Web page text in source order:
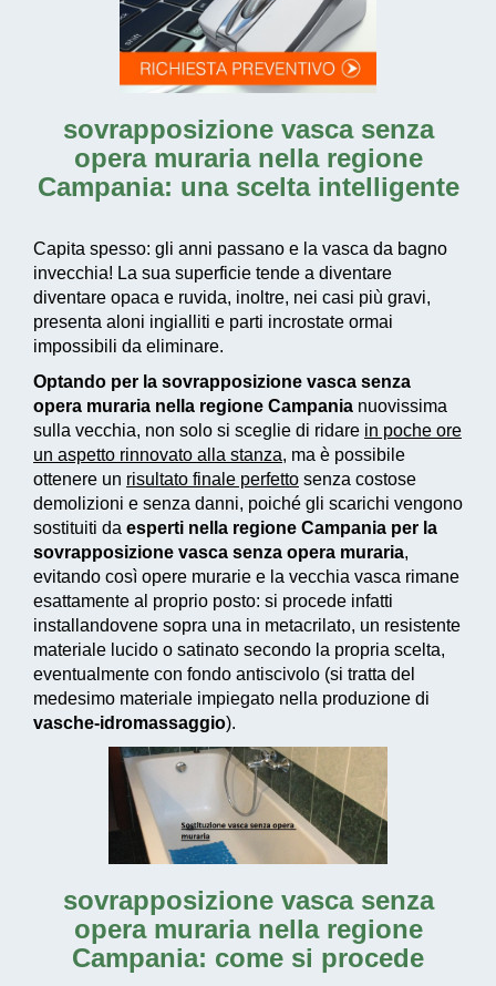
sovrapposizione vasca senza
opera muraria nella regione
Campania: una scelta intelligente
Capita spesso: gli anni passano e la vasca da bagno
invecchia! La sua superficie tende a diventare
diventare opaca e ruvida, inoltre, nei casi più gravi,
presenta aloni ingialliti e parti incrostate ormai
impossibili da eliminare.
Optando per la sovrapposizione vasca senza
opera muraria nella regione Campania nuovissima
sulla vecchia, non solo si sceglie di ridare in poche ore
un aspetto rinnovato alla stanza, ma è possibile
ottenere un risultato finale perfetto senza costose
demolizioni e senza danni, poiché gli scarichi vengono
sostituiti da esperti nella regione Campania per la
sovrapposizione vasca senza opera muraria,
evitando così opere murarie e la vecchia vasca rimane
esattamente al proprio posto: si procede infatti
installandovene sopra una in metacrilato, un resistente
materiale lucido o satinato secondo la propria scelta,
eventualmente con fondo antiscivolo (si tratta del
medesimo materiale impiegato nella produzione di
vasche-idromassaggio).
sovrapposizione vasca senza
opera muraria nella regione
Campania: come si procede